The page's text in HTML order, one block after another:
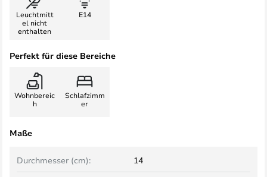
Leuchtmitt
el nicht
enthalten
E14
Perfekt für diese Bereiche
Wohnbereic
h
Schlafzimm
er
Maße
Durchmesser (cm): 14